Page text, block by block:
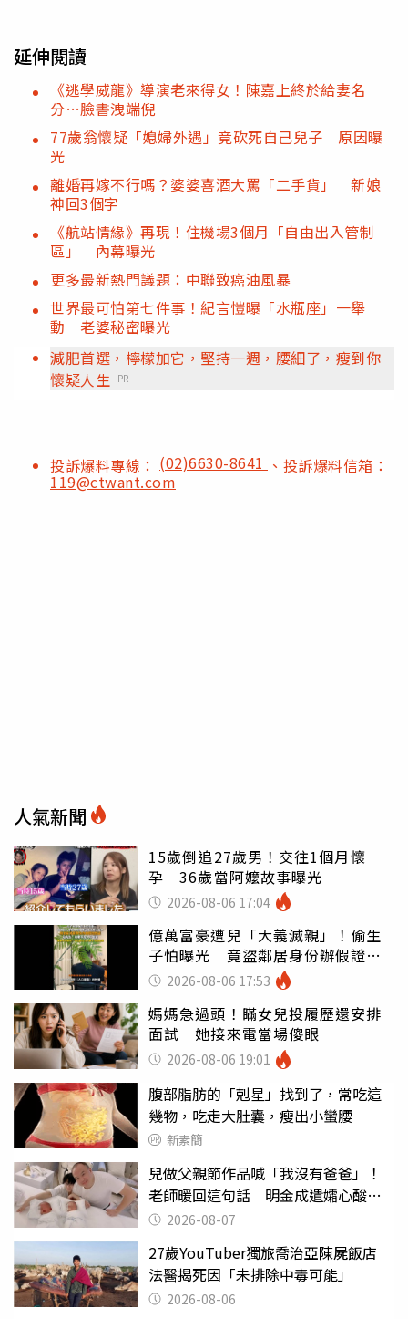
延伸閱讀
《逃學威龍》導演老來得女！陳嘉上終於給妻名
分…臉書洩端倪
77歲翁懷疑「媳婦外遇」竟砍死自己兒子 原因曝
光
離婚再嫁不行嗎？婆婆喜酒大罵「二手貨」 新娘
神回3個字
《航站情緣》再現！住機場3個月「自由出入管制
區」 內幕曝光
更多最新熱門議題：中聯致癌油風暴
世界最可怕第七件事！紀言愷曝「水瓶座」一舉
動 老婆秘密曝光
減肥首選，檸檬加它，堅持一週，腰細了，瘦到你
懷疑人生 PR
投訴爆料專線： (02)6630-8641 、投訴爆料信箱：
119@ctwant.com
人氣新聞
15歲倒追27歲男！交往1個月懷
孕 36歲當阿嬤故事曝光
2026-08-06 17:04
億萬富豪遭兒「大義滅親」！偷生
子怕曝光 竟盜鄰居身份辦假證落
戶 2026-08-06 17:53
媽媽急過頭！瞞女兒投履歷還安排
面試 她接來電當場傻眼
2026-08-06 19:01
腹部脂肪的「剋星」找到了，常吃這
幾物，吃走大肚囊，瘦出小蠻腰
新素簡
兒做父親節作品喊「我沒有爸爸」！
老師暖回這句話 明金成遺孀心酸惹
淚 2026-08-07
27歲YouTuber獨旅喬治亞陳屍飯店
法醫揭死因「未排除中毒可能」
2026-08-06